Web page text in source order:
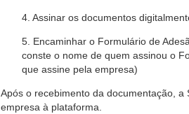
4. Assinar os documentos
5. Encaminhar o Formulário de
conste o nome de quem assinou o
que assine pela empresa)
Após o recebimento da documentação,
empresa à plataforma.